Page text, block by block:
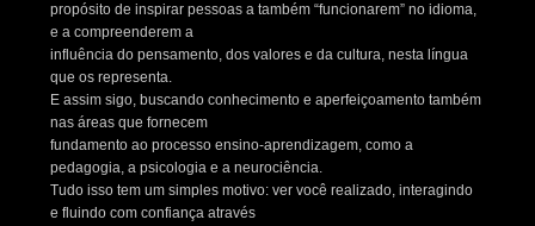
propósito de inspirar pessoas a também “funcionarem” no idioma,
e a compreenderem a
influência do pensamento, dos valores e da cultura, nesta língua
que os representa.
E assim sigo, buscando conhecimento e aperfeiçoamento também
nas áreas que fornecem
fundamento ao processo ensino-aprendizagem, como a
pedagogia, a psicologia e a neurociência.
Tudo isso tem um simples motivo: ver você realizado, interagindo
e fluindo com confiança através